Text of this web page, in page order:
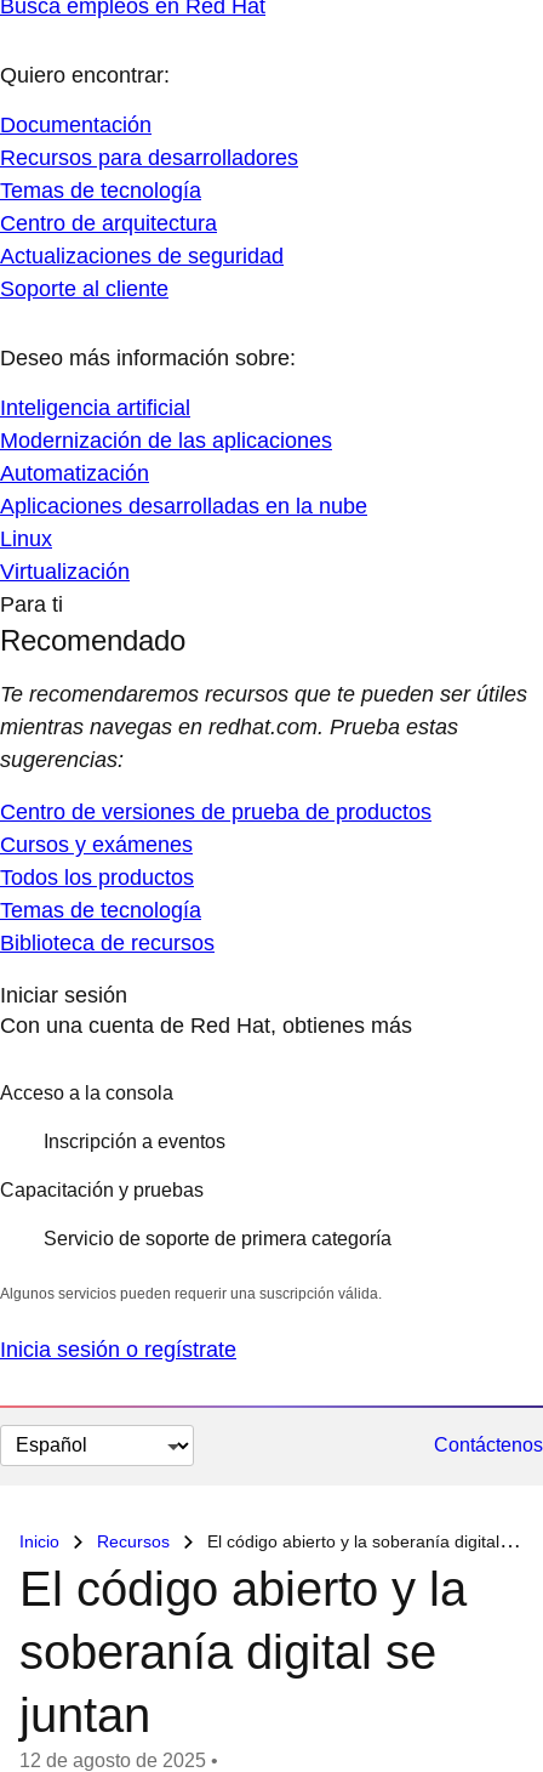
Busca empleos en Red Hat
Quiero encontrar:
Documentación
Recursos para desarrolladores
Temas de tecnología
Centro de arquitectura
Actualizaciones de seguridad
Soporte al cliente
Deseo más información sobre:
Inteligencia artificial
Modernización de las aplicaciones
Automatización
Aplicaciones desarrolladas en la nube
Linux
Virtualización
Para ti
Recomendado
Te recomendaremos recursos que te pueden ser útiles
mientras navegas en redhat.com. Prueba estas
sugerencias:
Centro de versiones de prueba de productos
Cursos y exámenes
Todos los productos
Temas de tecnología
Biblioteca de recursos
Iniciar sesión
Con una cuenta de Red Hat, obtienes más
Acceso a la consola
Inscripción a eventos
Capacitación y pruebas
Servicio de soporte de primera categoría
Algunos servicios pueden requerir una suscripción válida.
Inicia sesión o regístrate
Cambiar
el
Contáctenos
Inicio Recursos El código abierto y la soberanía digital se juntan
El código abierto y la
soberanía digital se
juntan
12 de agosto de 2025 •